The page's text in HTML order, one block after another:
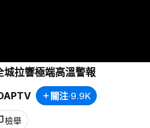
拉響極端高溫警報
關注·9.9K
檢舉